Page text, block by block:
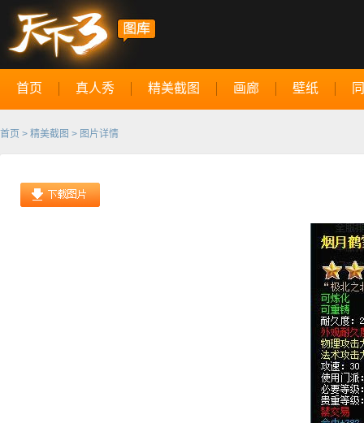
首页 真人秀 精美截图 画廊 壁纸
首页 > 精美截图 > 图片详情